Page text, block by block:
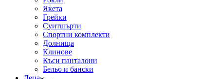
Якета
Грейки
Суитшърти
Спортни комплекти
Долнища
Клинове
Къси панталони
Бельо и бански